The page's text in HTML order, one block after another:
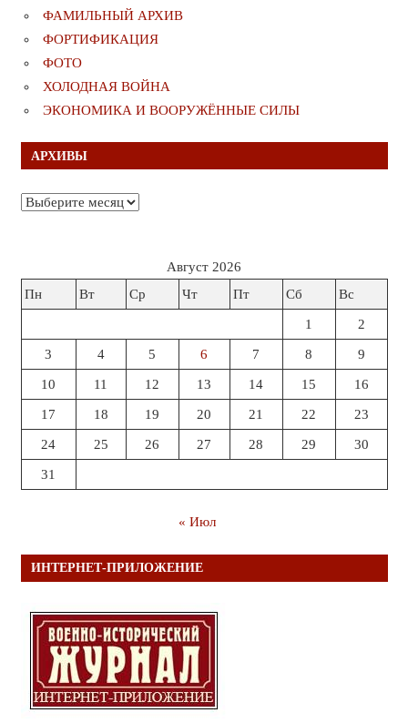
ФАМИЛЬНЫЙ АРХИВ
ФОРТИФИКАЦИЯ
ФОТО
ХОЛОДНАЯ ВОЙНА
ЭКОНОМИКА И ВООРУЖЁННЫЕ СИЛЫ
АРХИВЫ
Архивы
Август 2026
Пн
Вт Ср Чт Пт Сб Вс
1 2
3 4 5 6 7 8 9
10 11 12 13 14 15 16
17 18 19 20 21 22 23
24 25 26 27 28 29 30
31
« Июл
ИНТЕРНЕТ-ПРИЛОЖЕНИЕ